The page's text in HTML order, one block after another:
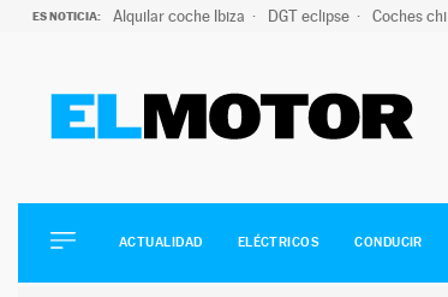
ES NOTICIA: Alquilar coche Ibiza DGT eclipse Coches
ELÉCTRICOS
CONDUCIR
ACTUALIDAD ELÉCTRICOS CONDUCIR